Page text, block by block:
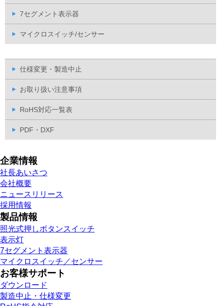
7セグメント表示器
マイクロスイッチ/センサー
仕様変更・製造中止
お取り扱い注意事項
RoHS対応一覧表
PDF・DXF
企業情報
社長あいさつ
会社概要
ニュースリリース
採用情報
製品情報
照光式押しボタンスイッチ
表示灯
7セグメント表示器
マイクロスイッチ／センサー
お客様サポート
ダウンロード
製造中止・仕様変更